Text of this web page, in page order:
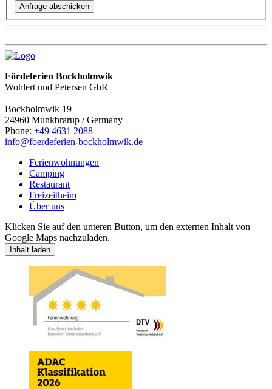
Fördeferien Bockholmwik
Wohlert und Petersen GbR
Bockholmwik 19
24960 Munkbrarup / Germany
Phone: +49 4631 2088
info@foerdeferien-bockholmwik.de
Ferienwohnungen
Camping
Restaurant
Freizeitheim
Über uns
Klicken Sie auf den unteren Button, um den externen Inhalt von
Google Maps nachzuladen.
Inhalt laden